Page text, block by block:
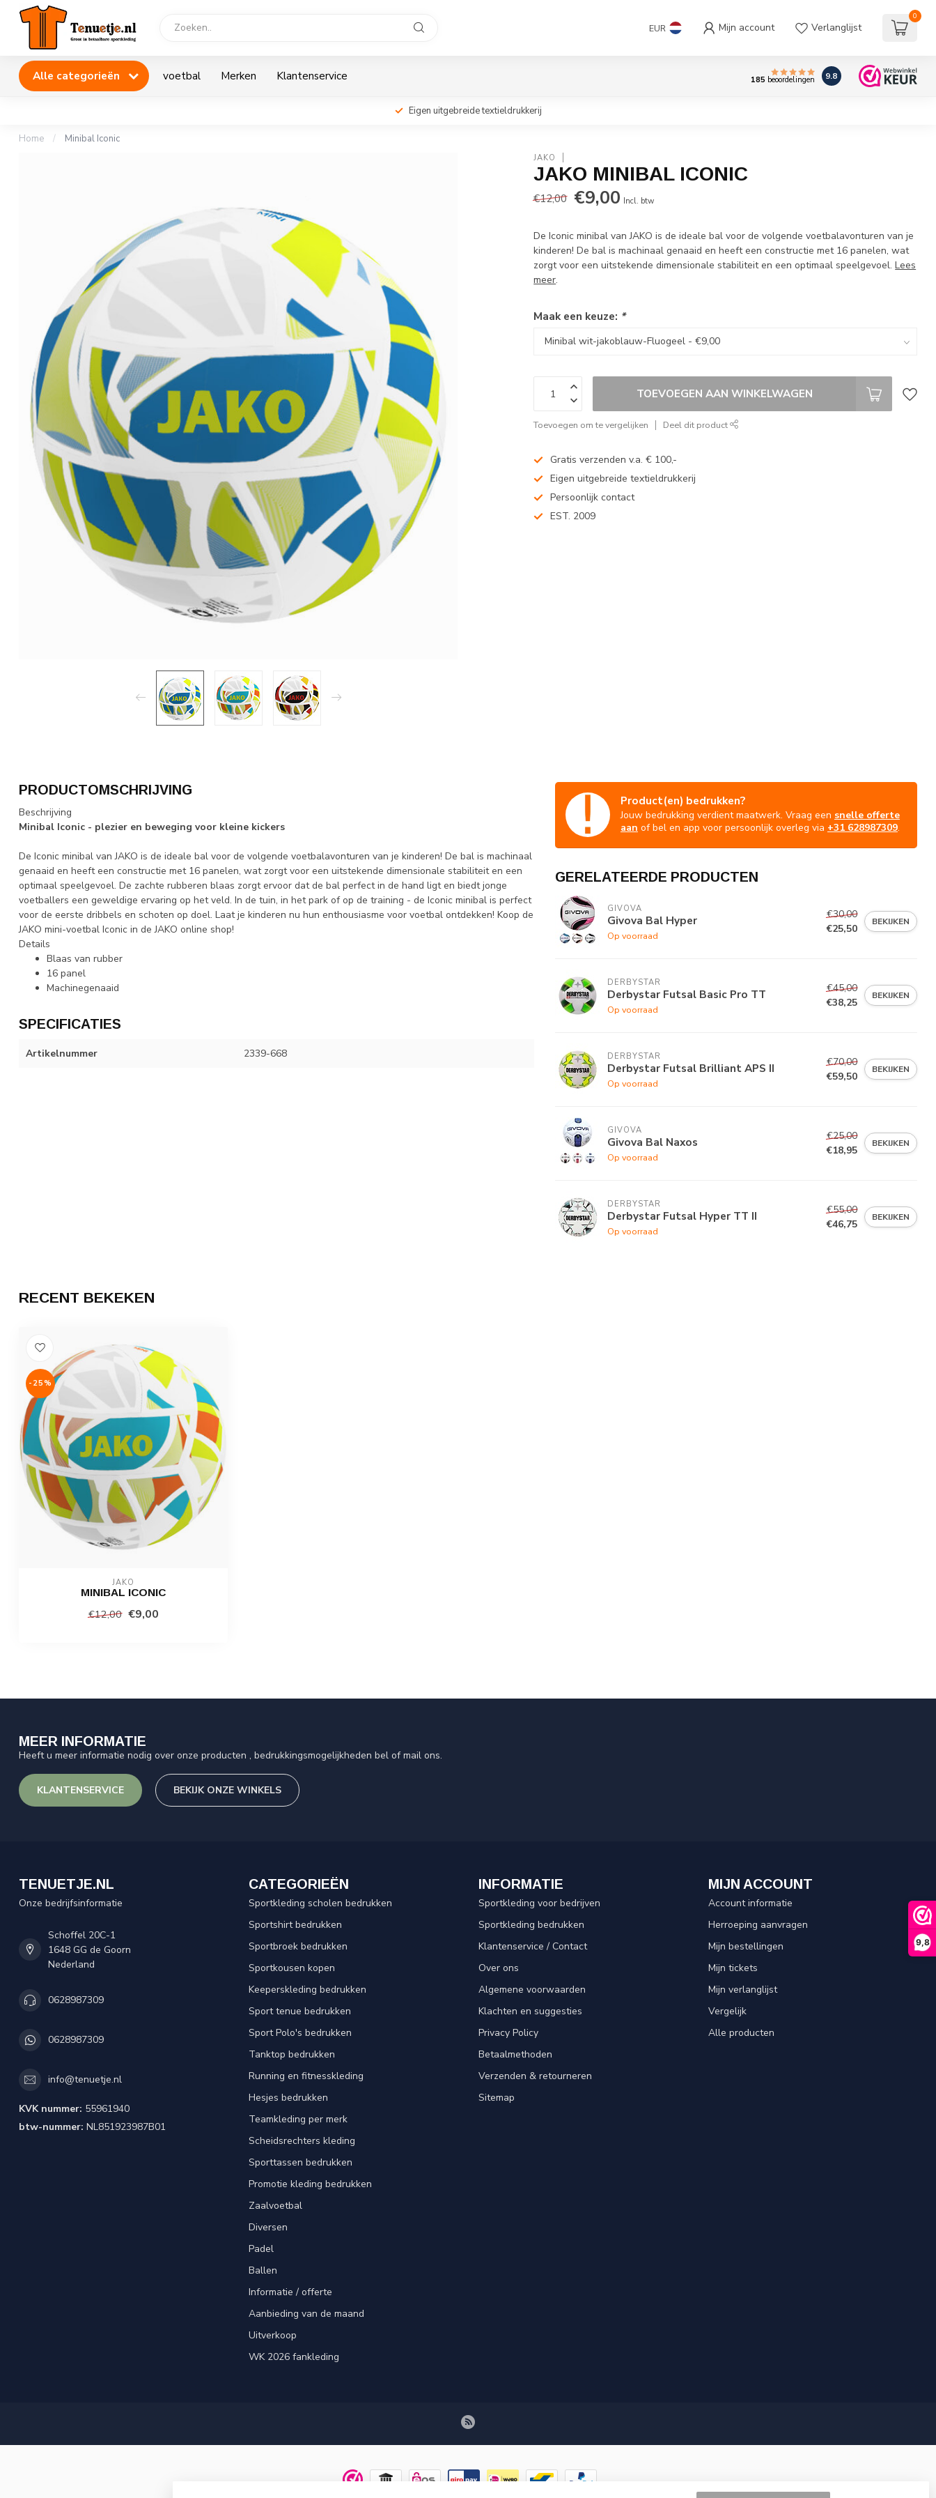
9,8
EUR Mijn account Verlanglijst
0
Alle categorieën voetbal Merken Klantenservice 185 beoordelingen 9.8
Eigen uitgebreide textieldrukkerij
Home / Minibal Iconic
JAKO
JAKO MINIBAL ICONIC
€12,00 €9,00 Incl. btw
De Iconic minibal van JAKO is de ideale bal voor de volgende voetbalavonturen van je
kinderen! De bal is machinaal genaaid en heeft een constructie met 16 panelen, wat
zorgt voor een uitstekende dimensionale stabiliteit en een optimaal speelgevoel.Lees
meer.
Maak een keuze: *
TOEVOEGEN AAN WINKELWAGEN
Toevoegen om te vergelijken Deel dit product
Gratis verzenden v.a. € 100,-
Eigen uitgebreide textieldrukkerij
Persoonlijk contact
EST. 2009
PRODUCTOMSCHRIJVING
Beschrijving
Minibal Iconic - plezier en beweging voor kleine kickers
De Iconic minibal van JAKO is de ideale bal voor de volgende voetbalavonturen van je kinderen! De bal is machinaal
genaaid en heeft een constructie met 16 panelen, wat zorgt voor een uitstekende dimensionale stabiliteit en een
optimaal speelgevoel. De zachte rubberen blaas zorgt ervoor dat de bal perfect in de hand ligt en biedt jonge
voetballers een geweldige ervaring op het veld. In de tuin, in het park of op de training - de Iconic minibal is perfect
voor de eerste dribbels en schoten op doel. Laat je kinderen nu hun enthousiasme voor voetbal ontdekken! Koop de
JAKO mini-voetbal Iconic in de JAKO online shop!
Details
Blaas van rubber
16 panel
Machinegenaaid
SPECIFICATIES
Artikelnummer 2339-668
Product(en) bedrukken?
Jouw bedrukking verdient maatwerk. Vraag een snelle offerte
aan of bel en app voor persoonlijk overleg via +31 628987309.
GERELATEERDE PRODUCTEN
GIVOVA
Givova Bal Hyper
Op voorraad
€30,00
€25,50
BEKIJKEN
DERBYSTAR
Derbystar Futsal Basic Pro TT
Op voorraad
€45,00
€38,25
BEKIJKEN
DERBYSTAR
Derbystar Futsal Brilliant APS II
Op voorraad
€70,00
€59,50
BEKIJKEN
GIVOVA
Givova Bal Naxos
Op voorraad
€25,00
€18,95
BEKIJKEN
DERBYSTAR
Derbystar Futsal Hyper TT II
Op voorraad
€55,00
€46,75
BEKIJKEN
RECENT BEKEKEN
-25%
JAKO
MINIBAL ICONIC
€12,00 €9,00
MEER INFORMATIE
Heeft u meer informatie nodig over onze producten , bedrukkingsmogelijkheden bel of mail ons.
KLANTENSERVICE BEKIJK ONZE WINKELS
TENUETJE.NL
Onze bedrijfsinformatie
Schoffel 20C-1
1648 GG de Goorn
Nederland
0628987309
0628987309
info@tenuetje.nl
KVK nummer: 55961940
btw-nummer: NL851923987B01
CATEGORIEËN
Sportkleding scholen bedrukken
Sportshirt bedrukken
Sportbroek bedrukken
Sportkousen kopen
Keeperskleding bedrukken
Sport tenue bedrukken
Sport Polo's bedrukken
Tanktop bedrukken
Running en fitnesskleding
Hesjes bedrukken
Teamkleding per merk
Scheidsrechters kleding
Sporttassen bedrukken
Promotie kleding bedrukken
Zaalvoetbal
Diversen
Padel
Ballen
Informatie / offerte
Aanbieding van de maand
Uitverkoop
WK 2026 fankleding
INFORMATIE
Sportkleding voor bedrijven
Sportkleding bedrukken
Klantenservice / Contact
Over ons
Algemene voorwaarden
Klachten en suggesties
Privacy Policy
Betaalmethoden
Verzenden & retourneren
Sitemap
MIJN ACCOUNT
Account informatie
Herroeping aanvragen
Mijn bestellingen
Mijn tickets
Mijn verlanglijst
Vergelijk
Alle producten